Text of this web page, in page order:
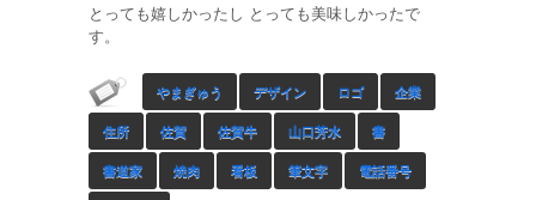
とっても嬉しかったし とっても美味しかったで
す。
やまぎゅう デザイン ロゴ 企業
住所 佐賀 佐賀牛 山口芳水 書
書道家 焼肉 看板 筆文字 電話番号